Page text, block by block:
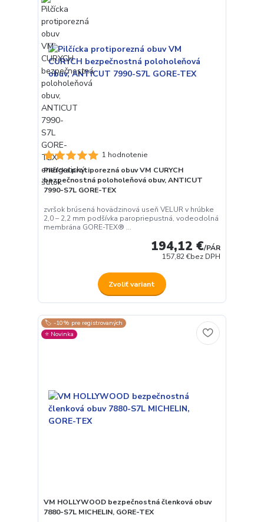
1 hodnotenie
Pilčícka protiporezná obuv VM CURYCH
bezpečnostná poloholeňová obuv, ANTICUT
7990-S7L GORE-TEX
zvršok brúsená hovädzinová useň VELUR v hrúbke
2,0 – 2,2 mm podšívka paropriepustná, vodeodolná
membrána GORE-TEX® ...
194,12 €/PÁR
157,82 €bez DPH
Zvoliť variant
🏷️ -10% pre registrovaných
⭐️ Novinka
VM HOLLYWOOD bezpečnostná členková obuv
7880-S7L MICHELIN, GORE-TEX